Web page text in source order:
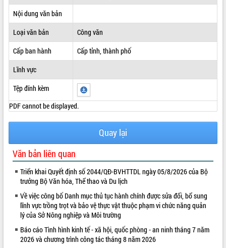
QUY HOẠCH - KẾ HOẠCH
VIDEO
Nội dung văn bản
Loại văn bản
Công văn
Cấp ban hành
Cấp tỉnh, thành phố
Lĩnh vực
Tệp đính kèm
PDF cannot be displayed.
Quay lại
Văn bản liên quan
Triển khai Quyết định số 2044/QĐ-BVHTTDL ngày 05/8/2026 của Bộ
trưởng Bộ Văn hóa, Thể thao và Du lịch
Về việc công bố Danh mục thủ tục hành chính được sửa đổi, bổ sung
lĩnh vực trồng trọt và bảo vệ thực vật thuộc phạm vi chức năng quản
lý của Sở Nông nghiệp và Môi trường
Báo cáo Tình hình kinh tế - xã hội, quốc phòng - an ninh tháng 7 năm
2026 và chương trình công tác tháng 8 năm 2026